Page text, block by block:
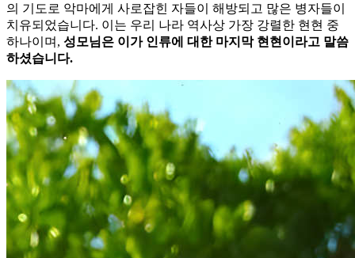
의 기도로 악마에게 사로잡힌 자들이 해방되고 많은 병자들이
치유되었습니다. 이는 우리 나라 역사상 가장 강렬한 현현 중
하나이며, 성모님은 이가 인류에 대한 마지막 현현이라고 말씀
하셨습니다.